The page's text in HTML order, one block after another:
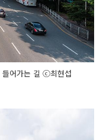
들어가는 길 ⓒ최현섭